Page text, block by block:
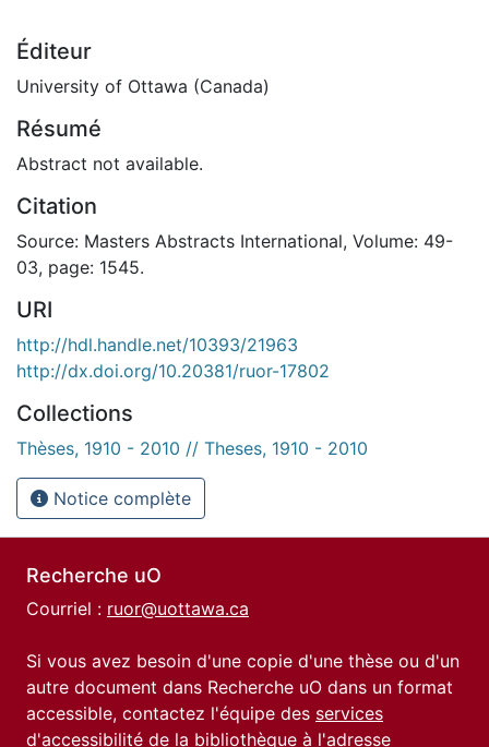
Éditeur
University of Ottawa (Canada)
Résumé
Abstract not available.
Citation
Source: Masters Abstracts International, Volume: 49-
03, page: 1545.
URI
http://hdl.handle.net/10393/21963
http://dx.doi.org/10.20381/ruor-17802
Collections
Thèses, 1910 - 2010 // Theses, 1910 - 2010
Notice complète
Recherche uO
Courriel : ruor@uottawa.ca
Si vous avez besoin d'une copie d'une thèse ou d'un
autre document dans Recherche uO dans un format
accessible, contactez l'équipe des services
d'accessibilité de la bibliothèque à l'adresse